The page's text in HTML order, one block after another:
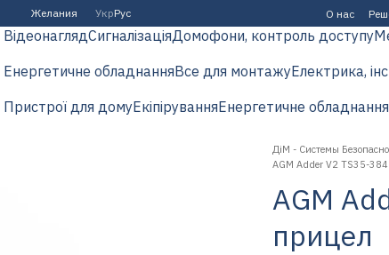
Желания УкрРус О нас
ВідеонаглядСигналізаціяДомофони, контроль доступу
Енергетичне обладнанняВсе для монтажуЕлектрика,
Пристрої для домуЕкіпіруванняЕнергетичне обладнання
ДіМ - Системы
AGM Adder V2 TS35-
AGM
прицел